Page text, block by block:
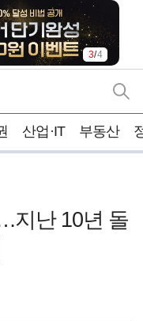
4/4
산업·IT 부동산
지난 10년 돌